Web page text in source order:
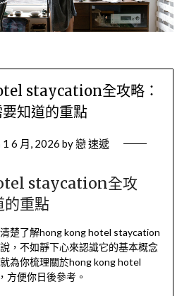
staycation全攻略：
知道的重點
1 6 月, 2026 by戀 速遞
staycation全攻
的重點
楚了解hong kong hotel staycation
，不如靜下心來認識它的基本概念
為你梳理關於hong kong hotel
方便你日後參考。